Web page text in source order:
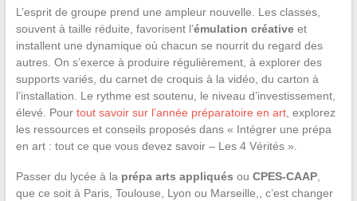
L’esprit de groupe prend une ampleur nouvelle. Les classes,
souvent à taille réduite, favorisent l’émulation créativeet
installent une dynamique où chacun se nourrit du regard des
autres. On s’exerce à produire régulièrement, à explorer des
supports variés, du carnet de croquis à la vidéo, du carton à
l’installation. Le rythme est soutenu, le niveau d’investissement,
élevé. Pour tout savoir sur l’année préparatoire en art, explorez
les ressources et conseils proposés dans « Intégrer une prépa
en art : tout ce que vous devez savoir – Les 4 Vérités ».
Passer du lycée à la prépa arts appliqués ou CPES-CAAP,
que ce soit à Paris, Toulouse, Lyon ou Marseille,, c’est changer